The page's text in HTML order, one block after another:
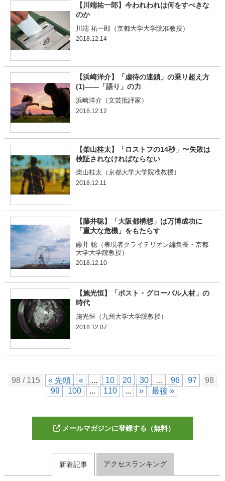
【川端祐一郎】今われわれは何をすべきな
のか
川端 祐一郎（京都大学大学院准教授）
2018.12.14
【浜崎洋介】「虐待の連鎖」の乗り超え方
(1)――「語り」の力
浜崎洋介（文芸批評家）
2018.12.12
【柴山桂太】「ロストフの14秒」〜失敗は
検証されなければならない
柴山桂太（京都大学大学院准教授）
2018.12.11
【藤井聡】「大阪都構想」は万博成功に
「重大な危機」をもたらす
藤井 聡（表現者クライテリオン編集長・京都
大学大学院教授）
2018.12.10
【施光恒】「ポスト・グローバル人材」の
時代
施光恒（九州大学大学院教授）
2018.12.07
98 / 115 « 先頭 « ... 10 20 30 ... 96 97
98
99
100 ... 110 ... » 最後 »
メールマガジンに登録する（無料）
新着記事 アクセスランキング